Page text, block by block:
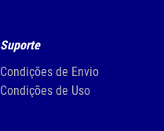
Suporte
Condições de Envio
Condições de Uso